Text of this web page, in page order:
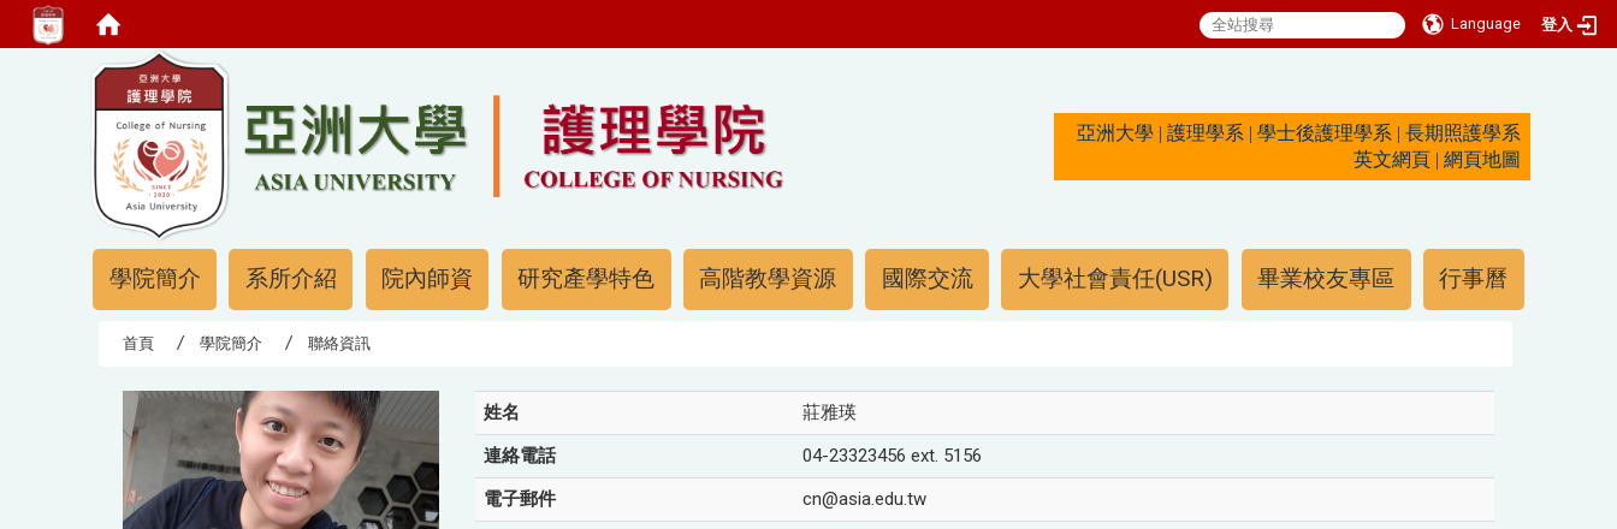
Language
登入
亞洲大學 | 護理學系 | 學士後護理學系 | 長期照護學系
英文網頁 | 網頁地圖
學院簡介 系所介紹 院內師資 研究產學特色 高階教學資源 國際交流 大學社會責任(USR) 畢業校友專區 行事曆
首頁 學院簡介 聯絡資訊
姓名
莊雅瑛
連絡電話
04-23323456 ext. 5156
電子郵件
cn@asia.edu.tw